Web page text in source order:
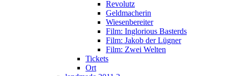
Revolutz
Geldmacherin
Wiesenbereiter
Film: Inglorious Basterds
Film: Jakob der Lügner
Film: Zwei Welten
Tickets
Ort